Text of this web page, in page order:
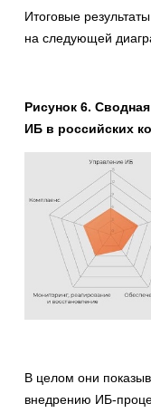
Итоговые
на следующей
Рисунок 6.
ИБ в российских
В целом они
внедрению ИБ-